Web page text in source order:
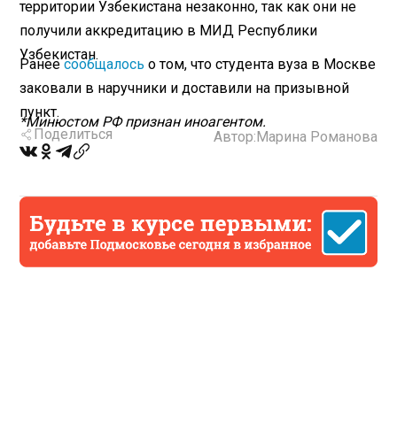
территории Узбекистана незаконно, так как они не
получили аккредитацию в МИД Республики
Узбекистан.
Ранеесообщалось о том, что студента вуза в Москве
заковали в наручники и доставили на призывной
пункт.
*Минюстом РФ признан иноагентом.
Поделиться Автор:Марина Романова